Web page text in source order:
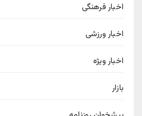
اخبار فرهنگی
اخبار ورزشی
اخبار ویژه
بازار